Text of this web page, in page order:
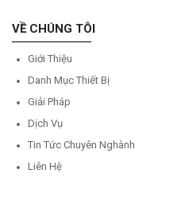
VỀ CHÚNG TÔI
Giới Thiệu
Danh Mục Thiết Bị
Giải Pháp
Dịch Vụ
Tin Tức Chuyên Nghành
Liên Hệ